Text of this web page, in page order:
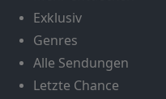
Exklusiv
Genres
Alle Sendungen
Letzte Chance